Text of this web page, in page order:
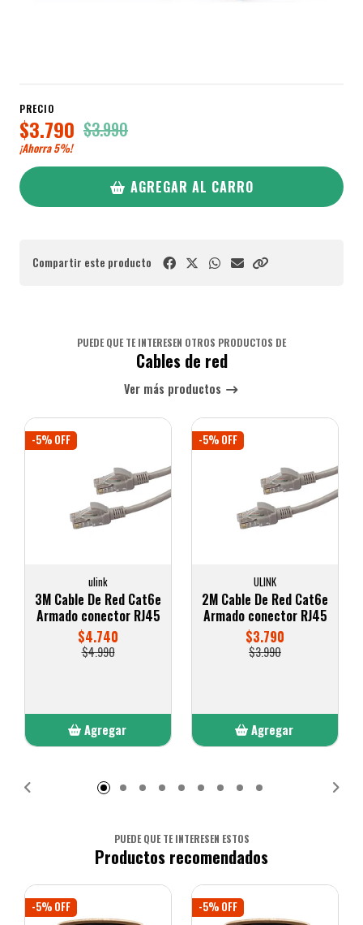
PRECIO
$3.790 $3.990
¡Ahorra5%!
AGREGAR AL CARRO
Compartir este producto
PUEDE QUE TE INTERESEN OTROS PRODUCTOS DE
Cables de red
Ver más productos
-5% OFF
ulink
3M Cable De Red Cat6e
Armado conector RJ45
$4.740
$4.990
Agregar
-5% OFF
ULINK
2M Cable De Red Cat6e
Armado conector RJ45
$3.790
$3.990
Agregar
PUEDE QUE TE INTERESEN ESTOS
Productos recomendados
-5% OFF -5% OFF